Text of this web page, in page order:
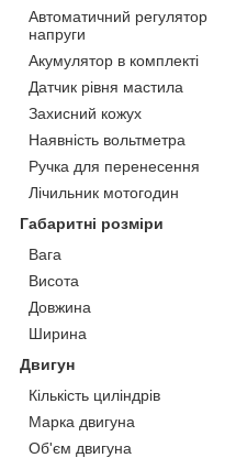
Автоматичний регулятор
напруги
Акумулятор в комплекті
Датчик рівня мастила
Захисний кожух
Наявність вольтметра
Ручка для перенесення
Лічильник мотогодин
Габаритні розміри
Вага
Висота
Довжина
Ширина
Двигун
Кількість циліндрів
Марка двигуна
Об'єм двигуна